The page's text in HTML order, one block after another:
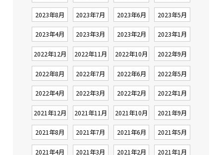
2023年8月 2023年7月 2023年6月 2023年5月
2023年4月 2023年3月 2023年2月 2023年1月
2022年12月 2022年11月 2022年10月 2022年9月
2022年8月 2022年7月 2022年6月 2022年5月
2022年4月 2022年3月 2022年2月 2022年1月
2021年12月 2021年11月 2021年10月 2021年9月
2021年8月 2021年7月 2021年6月 2021年5月
2021年4月 2021年3月 2021年2月 2021年1月